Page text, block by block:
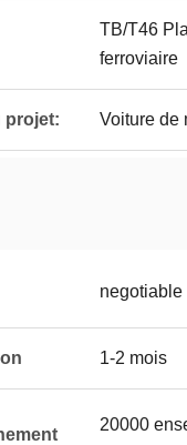
TB/T46
ferroviaire
projet: Voiture de
negotiable
1-2 mois
20000